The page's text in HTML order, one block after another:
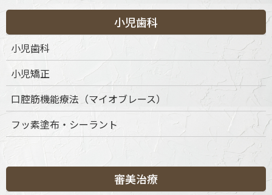
〒151-0063 東京都渋谷区富ケ谷1丁目51-4 代々木八幡メディカ
ルモール4階
ご予約・お問合せ：
インターネット予約：
小児歯科
小児歯科
小児矯正
口腔筋機能療法（マイオブレース）
フッ素塗布・シーラント
審美治療